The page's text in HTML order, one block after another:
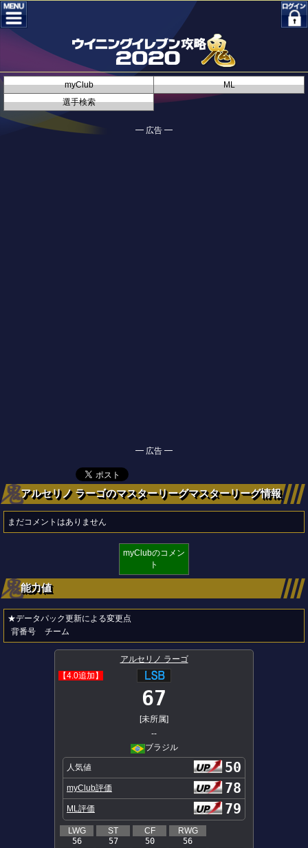
myClub
ML
選手検索
━ 広告 ━
━ 広告 ━
アルセリノ ラーゴのマスターリーグマスターリーグ情報
まだコメントはありません
myClubのコメン
ト
能力値
★データパック更新による変更点
背番号
チーム
アルセリノ ラーゴ
【4.0追加】
67
[未所属]
--
ブラジル
人気値 50
myClub評価 78
ML評価 79
LWG
56
ST
57
CF
50
RWG
56